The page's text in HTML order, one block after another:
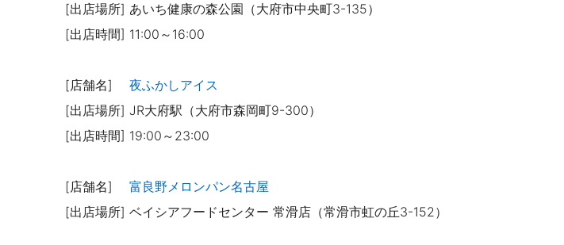
[出店場所] あいち健康の森公園（大府市中央町3-135）
[出店時間] 11:00～16:00
[店舗名] 夜ふかしアイス
[出店場所] JR大府駅（大府市森岡町9-300）
[出店時間] 19:00～23:00
[店舗名] 富良野メロンパン名古屋
[出店場所] ベイシアフードセンター 常滑店（常滑市虹の丘3-152）